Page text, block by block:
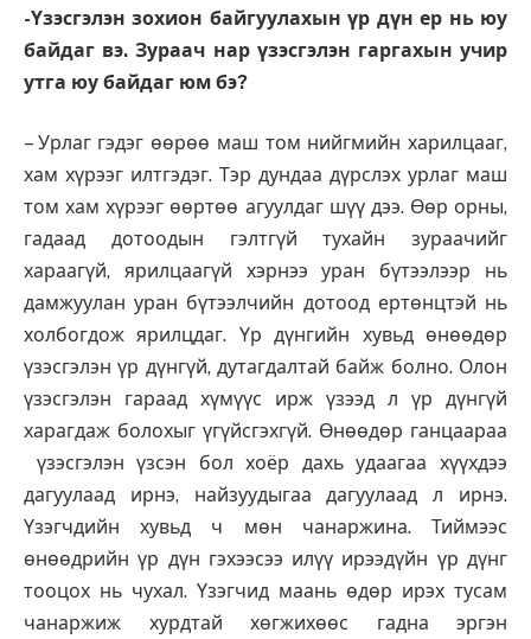
-Үзэсгэлэн зохион байгуулахын үр дүн ер нь юу
байдаг вэ. Зураач нар үзэсгэлэн гаргахын учир
утга юу байдаг юм бэ?
– Урлаг гэдэг өөрөө маш том нийгмийн харилцааг,
хам хүрээг илтгэдэг. Тэр дундаа дүрслэх урлаг маш
том хам хүрээг өөртөө агуулдаг шүү дээ. Өөр орны,
гадаад дотоодын гэлтгүй тухайн зураачийг
хараагүй, ярилцаагүй хэрнээ уран бүтээлээр нь
дамжуулан уран бүтээлчийн дотоод ертөнцтэй нь
холбогдож ярилцдаг. Үр дүнгийн хувьд өнөөдөр
үзэсгэлэн үр дүнгүй, дутагдалтай байж болно. Олон
үзэсгэлэн гараад хүмүүс ирж үзээд л үр дүнгүй
харагдаж болохыг үгүйсгэхгүй. Өнөөдөр ганцаараа
үзэсгэлэн үзсэн бол хоёр дахь удаагаа хүүхдээ
дагуулаад ирнэ, найзуудыгаа дагуулаад л ирнэ.
Үзэгчдийн хувьд ч мөн чанаржина. Тиймээс
өнөөдрийн үр дүн гэхээсээ илүү ирээдүйн үр дүнг
тооцох нь чухал. Үзэгчид маань өдөр ирэх тусам
чанаржиж хурдтай хөгжихөөс гадна эргэн